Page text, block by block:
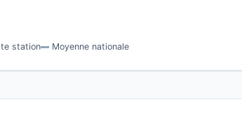
station Moyenne nationale